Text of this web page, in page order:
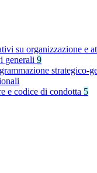
su organizzazione e
generali 9
strategico-
e codice di condotta 5